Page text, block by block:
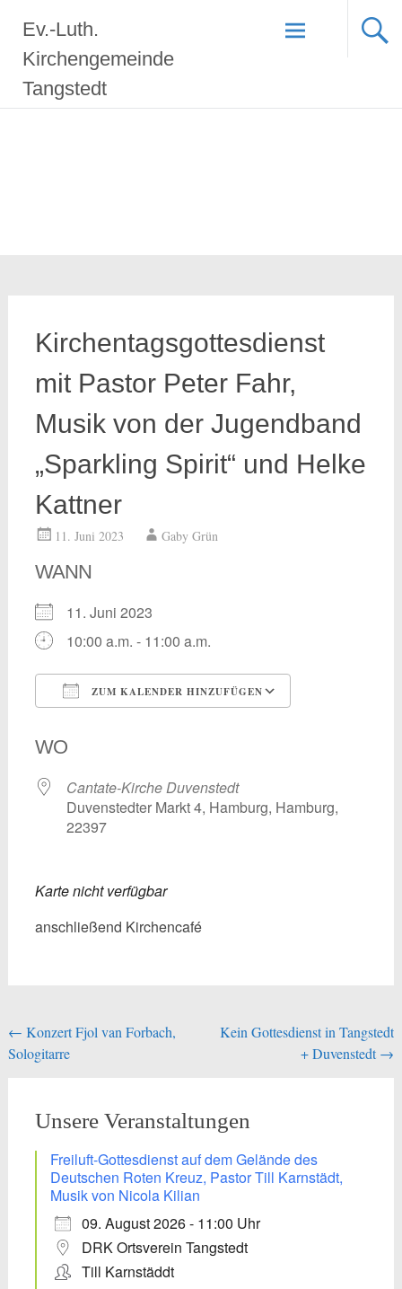
Inhalt
springen
Ev.-Luth.
Kirchengemeinde
Tangstedt
Kirchentagsgottesdienst
mit Pastor Peter Fahr,
Musik von der Jugendband
„Sparkling Spirit“ und Helke
Kattner
11. Juni 2023 Gaby Grün
WANN
11. Juni 2023
10:00 a.m. - 11:00 a.m.
ZUM KALENDER HINZUFÜGEN
WO
Cantate-Kirche Duvenstedt
Duvenstedter Markt 4, Hamburg, Hamburg,
22397
Karte nicht verfügbar
anschließend Kirchencafé
Beitragsnavigation
← Konzert Fjol van Forbach,
Sologitarre
Kein Gottesdienst in Tangstedt
+ Duvenstedt→
Unsere Veranstaltungen
Freiluft-Gottesdienst auf dem Gelände des
Deutschen Roten Kreuz, Pastor Till Karnstädt,
Musik von Nicola Kilian
09. August 2026 - 11:00 Uhr
DRK Ortsverein Tangstedt
Till Karnstäddt